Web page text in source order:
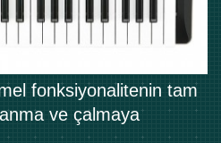
fonksiyonalitenin tam
ve çalmaya